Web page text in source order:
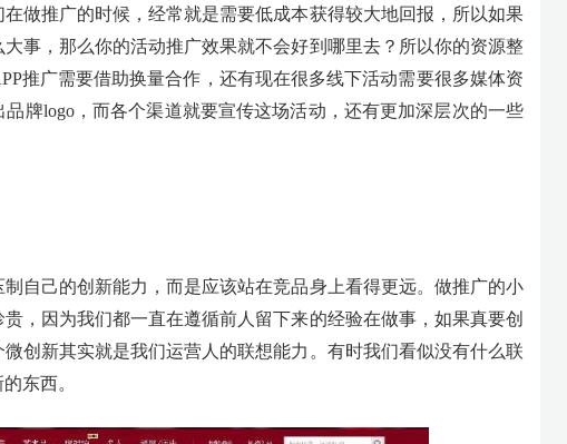
做推广的时候，经常就是需要低成本获得较大地回报，所以如果
事，那么你的活动推广效果就不会好到哪里去？所以你的资源整
推广需要借助换量合作，还有现在很多线下活动需要很多媒体资
牌logo，而各个渠道就要宣传这场活动，还有更加深层次的一些
自己的创新能力，而是应该站在竞品身上看得更远。做推广的小
，因为我们都一直在遵循前人留下来的经验在做事，如果真要创
创新其实就是我们运营人的联想能力。有时我们看似没有什么联
东西。